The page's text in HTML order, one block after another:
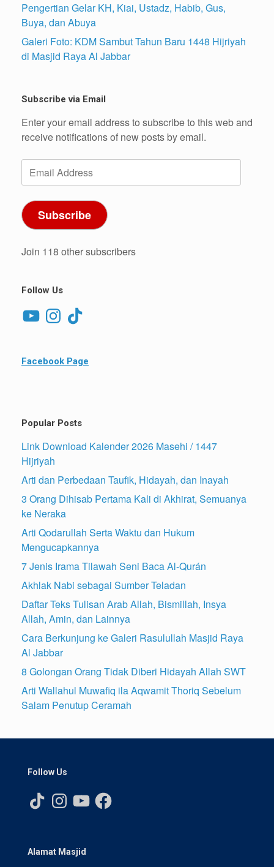
Pengertian Gelar KH, Kiai, Ustadz, Habib, Gus,
Buya, dan Abuya
Galeri Foto: KDM Sambut Tahun Baru 1448 Hijriyah
di Masjid Raya Al Jabbar
Subscribe via Email
Enter your email address to subscribe to this web and
receive notifications of new posts by email.
Email
Address
Subscribe
Join 118 other subscribers
Follow Us
YouTubeInstagram
TikTok
Facebook Page
Popular Posts
Link Download Kalender 2026 Masehi / 1447
Hijriyah
Arti dan Perbedaan Taufik, Hidayah, dan Inayah
3 Orang Dihisab Pertama Kali di Akhirat, Semuanya
ke Neraka
Arti Qodarullah Serta Waktu dan Hukum
Mengucapkannya
7 Jenis Irama Tilawah Seni Baca Al-Qurán
Akhlak Nabi sebagai Sumber Teladan
Daftar Teks Tulisan Arab Allah, Bismillah, Insya
Allah, Amin, dan Lainnya
Cara Berkunjung ke Galeri Rasulullah Masjid Raya
Al Jabbar
8 Golongan Orang Tidak Diberi Hidayah Allah SWT
Arti Wallahul Muwafiq ila Aqwamit Thoriq Sebelum
Salam Penutup Ceramah
Follow Us
TikTok InstagramYouTubeFacebook
Alamat Masjid